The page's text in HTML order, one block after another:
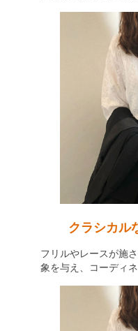
クラシカル
フリルやレースが施
象を与え、コーディ